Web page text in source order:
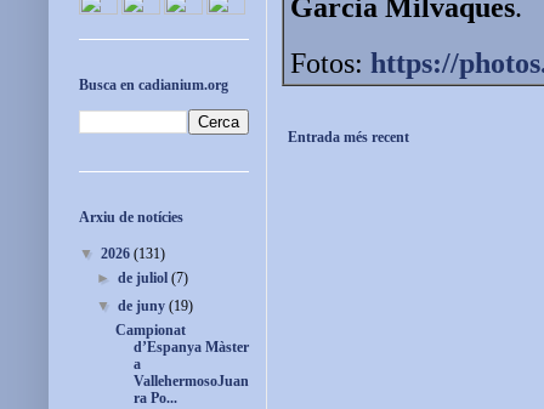
Garcia Milvaques.
Fotos: https://
Entrada més recent
Busca en cadianium.org
Arxiu de notícies
▼ 2026 (131)
►de juliol(7)
▼de juny(19)
Campionat
d’Espanya Màster
a
VallehermosoJuan
ra Po...